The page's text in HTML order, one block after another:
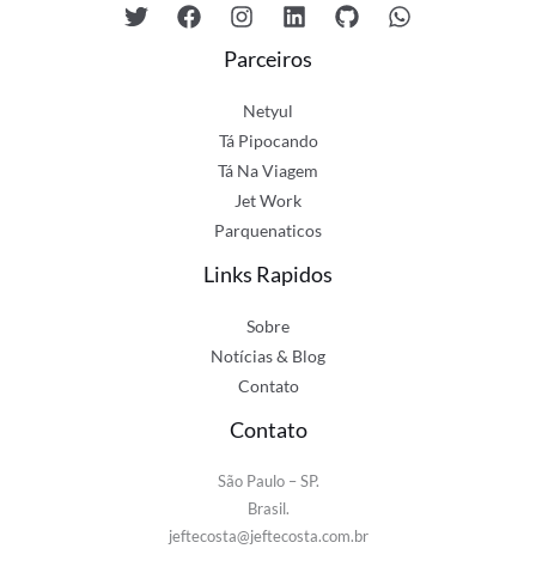
Parceiros
Netyul
Tá Pipocando
Tá Na Viagem
Jet Work
Parquenaticos
Links Rapidos
Sobre
Notícias & Blog
Contato
Contato
São Paulo – SP.
Brasil.
jeftecosta@jeftecosta.com.br